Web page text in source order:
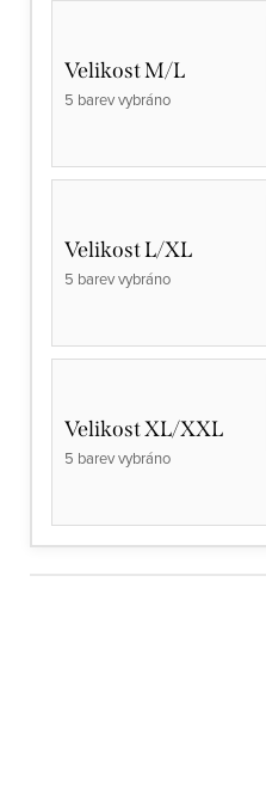
Velikost M/L
5 barev vybráno
Velikost L/XL
5 barev vybráno
Velikost XL/XXL
5 barev vybráno